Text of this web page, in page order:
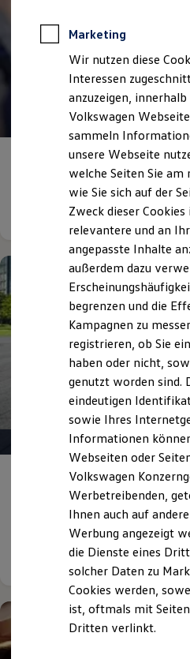
Rekuperation
Laden unterwegs
Laden Zuhause
Ladestationen
Batterie
Sicherheit
Nachhaltigkeit
Technologie
Kosten und Kauf
Kaufoptionen
E-Auto-
Software und
Die ID. Software 6
ID. Software
Digitale Extras
Schnittstellen zu
Hybridautos
Marke und Erlebnis
Volkswagen R und R
R-Modelle
R Experience
Driving Experience
Volkswagen entdecken
Lifestyle Shop
T-Roc Kollektion
Golf Kollektion
ID. Kollektion
Volkswagen
R-Kollektion
GTI Kollektion
Fußball Drop
we drive football
#wedriveproud
Besitzer und Service
Software Updates
Service und Ersatzteile
Kommen Sie zu uns
Details ansehen
Mobilität, so
Jetzt mit bis zu 15 % Nachlass
Details ansehen
Marketing
Wir nutzen diese
Interessen
anzuzeigen,
Volkswagen
sammeln
unsere Webseite
welche Seiten Sie
wie Sie sich auf der
Zweck dieser
relevantere und an
angepasste Inhalte
außerdem dazu
begrenzen und die
Kampagnen zu
registrieren, ob Sie
haben oder nicht,
genutzt worden sind.
eindeutigen
sowie Ihres
Informationen
Webseiten oder
Volkswagen
Werbetreibenden,
Ihnen auch auf
Werbung angezeigt
die Dienste eines
solcher Daten zu
Cookies werden,
ist, oftmals mit
Dritten verlinkt.